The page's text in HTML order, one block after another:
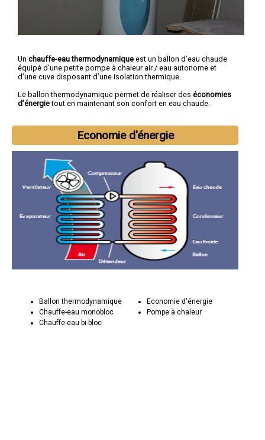
Un chauffe-eau thermodynamique est un ballon d’eau chaude
équipé d’une petite pompe à chaleur air / eau autonome et
d’une cuve disposant d’une isolation thermique.
Le ballon thermodynamique permet de réaliser des économies
d’énergietout en maintenant son confort en eau chaude.
Economie d'énergie
Ballon thermodynamique
Chauffe-eau monobloc
Chauffe-eau bi-bloc
Economie d'énergie
Pompe à chaleur